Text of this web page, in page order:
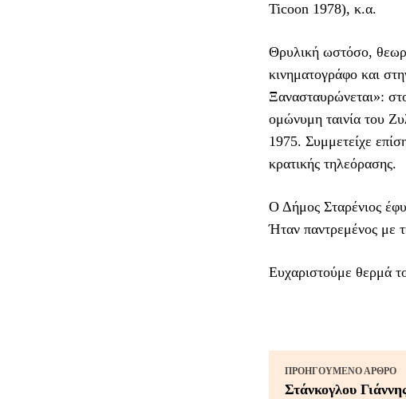
Ticoon 1978), κ.α.
Θρυλική ωστόσο,
κινηματογράφο και
Ξανασταυρώνεται»:
ομώνυμη ταινία του
1975. Συμμετείχε
κρατικής τηλεόρασης.
Ο Δήμος Σταρένιος
Ήταν παντρεμένος με
Ευχαριστούμε θερμά
ΠΡΟΗΓΟΎΜΕΝΟ ΆΡΘΡΟ
Στάνκογλου